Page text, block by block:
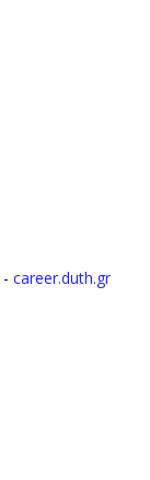
- career.duth.gr